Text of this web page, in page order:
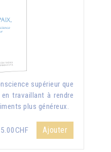
supérieur que
travaillant à rendre
plus généreux.
5.00CHF Ajouter